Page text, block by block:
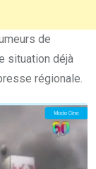
de
situation déjà
régionale.